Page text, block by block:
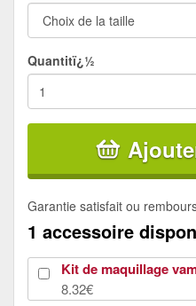
Quantitï¿½
Garantie satisfait ou
1 accessoire
Kit de maquillage
8.32€